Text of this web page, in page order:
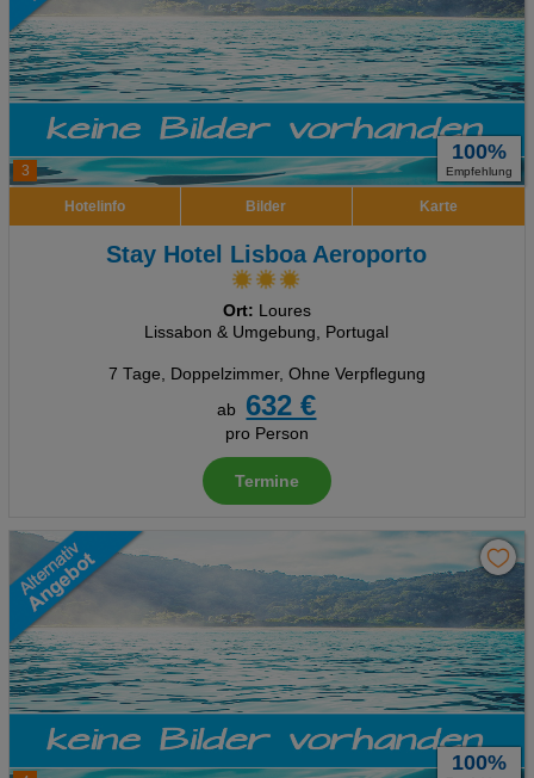
3
100%
Empfehlung
Hotelinfo Bilder Karte
Stay Hotel Lisboa Aeroporto
Ort: Loures
Lissabon & Umgebung, Portugal
7 Tage, Doppelzimmer, Ohne Verpflegung
ab
632 €
pro Person
Termine
100%